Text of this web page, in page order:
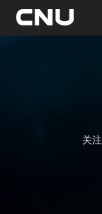
关注